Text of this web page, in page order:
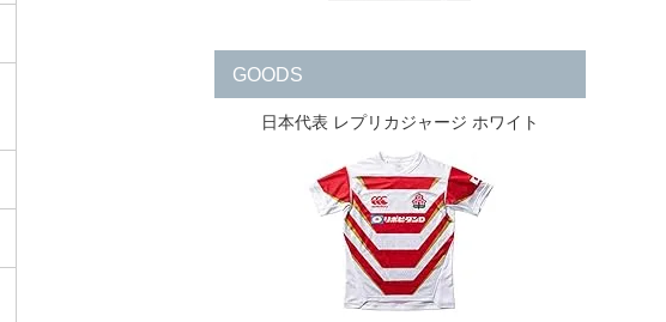
GOODS
日本代表 レプリカジャージ ホワイト